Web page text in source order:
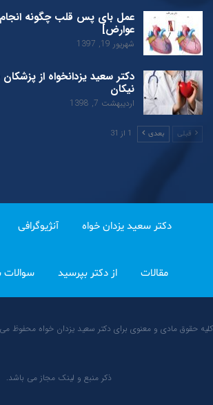
عمل بای پس قلب چگونه
عوارض]
شهریور 19, 1397
دکتر سعید یزدانخواه از
نیکان
اردیبهشت 7, 1398
قبلی بعدی 1 از 31
دکتر سعید یزدان خواه آنژیوگرافی
مقالات از دکتر بپرسید سوالات
کلیه حقوق مادی و معنوی برای دکتر سعید یزدان خواه محفوظ
ذکر منبع و لینک مجاز می باشد.